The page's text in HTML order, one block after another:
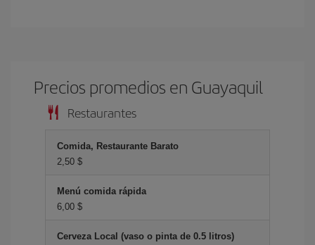
Precios promedios en Guayaquil
Restaurantes
Comida, Restaurante Barato
2,50 $
Menú comida rápida
6,00 $
Cerveza Local (vaso o pinta de 0.5 litros)